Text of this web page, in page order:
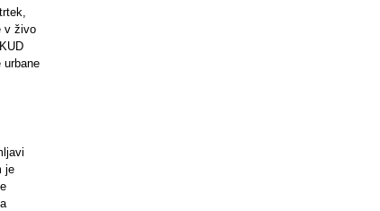
v živo
urbane
je